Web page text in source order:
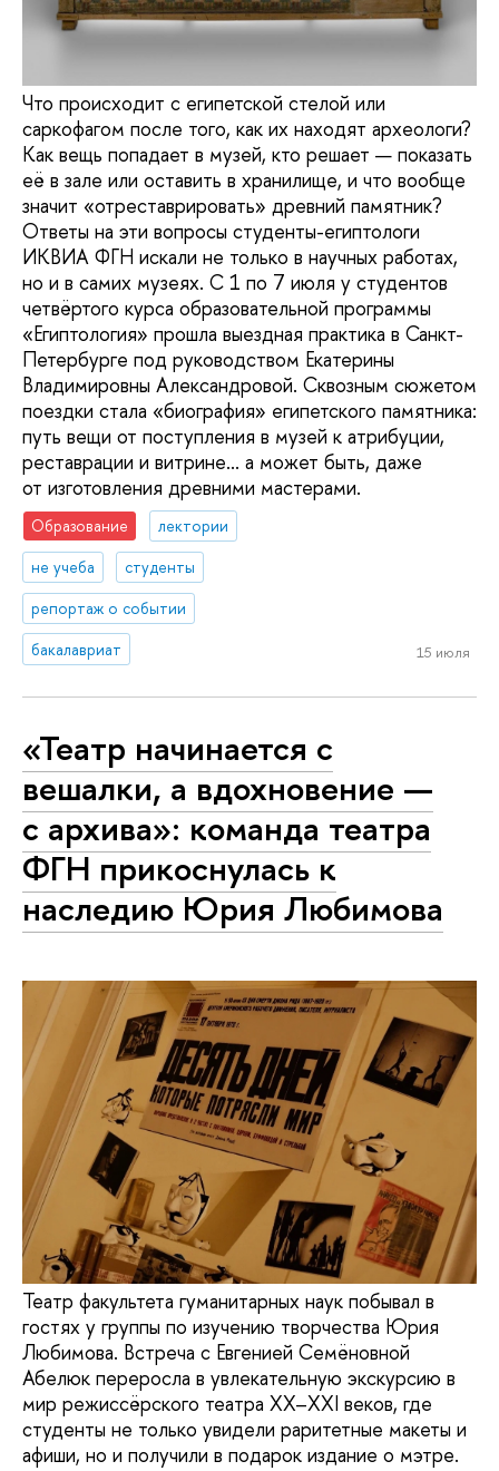
Что происходит с египетской стелой или
саркофагом после того, как их находят археологи?
Как вещь попадает в музей, кто решает — показать
её в зале или оставить в хранилище, и что вообще
значит «отреставрировать» древний памятник?
Ответы на эти вопросы студенты-египтологи
ИКВИА ФГН искали не только в научных работах,
но и в самих музеях. С 1 по 7 июля у студентов
четвёртого курса образовательной программы
«Египтология» прошла выездная практика в Санкт-
Петербурге под руководством Екатерины
Владимировны Александровой. Сквозным сюжетом
поездки стала «биография» египетского памятника:
путь вещи от поступления в музей к атрибуции,
реставрации и витрине... а может быть, даже
от изготовления древними мастерами.
Образование
лектории
не учеба
студенты
репортаж о событии
бакалавриат
15 июля
«Театр начинается с
вешалки, а вдохновение —
с архива»: команда театра
ФГН прикоснулась к
наследию Юрия Любимова
Театр факультета гуманитарных наук побывал в
гостях у группы по изучению творчества Юрия
Любимова. Встреча с Евгенией Семёновной
Абелюк переросла в увлекательную экскурсию в
мир режиссёрского театра XX–XXI веков, где
студенты не только увидели раритетные макеты и
афиши, но и получили в подарок издание о мэтре.